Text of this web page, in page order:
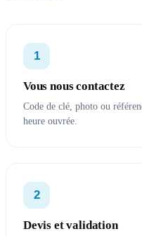
1
Vous nous contactez
Code de clé, photo ou
heure ouvrée.
2
Devis et validation